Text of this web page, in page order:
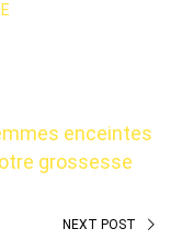
enceintes
grossesse
NEXT POST